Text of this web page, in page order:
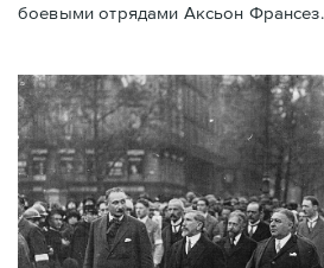
боевыми отрядами Аксьон Франсез.